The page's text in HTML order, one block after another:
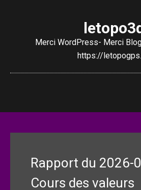
Merci WordPress- Merci
https://
Rapport du 2026-
Cours des valeurs